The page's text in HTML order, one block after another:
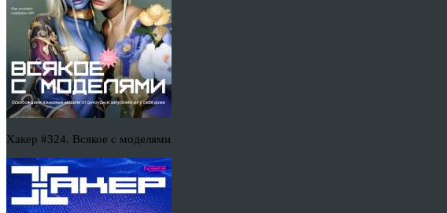
Хакер #324. Всякое с моделями